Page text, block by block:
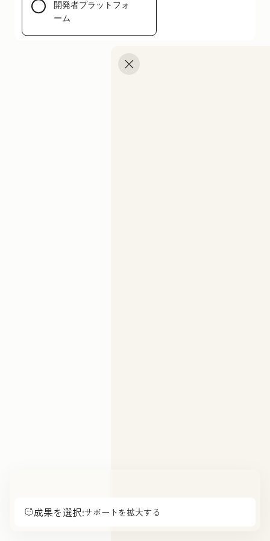
メニューを開く
成果を選択:サポートを拡大する
開発者プラットフォ
ーム